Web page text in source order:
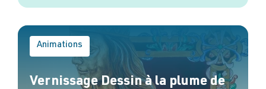
Animations
Vernissage Dessin à la plume de